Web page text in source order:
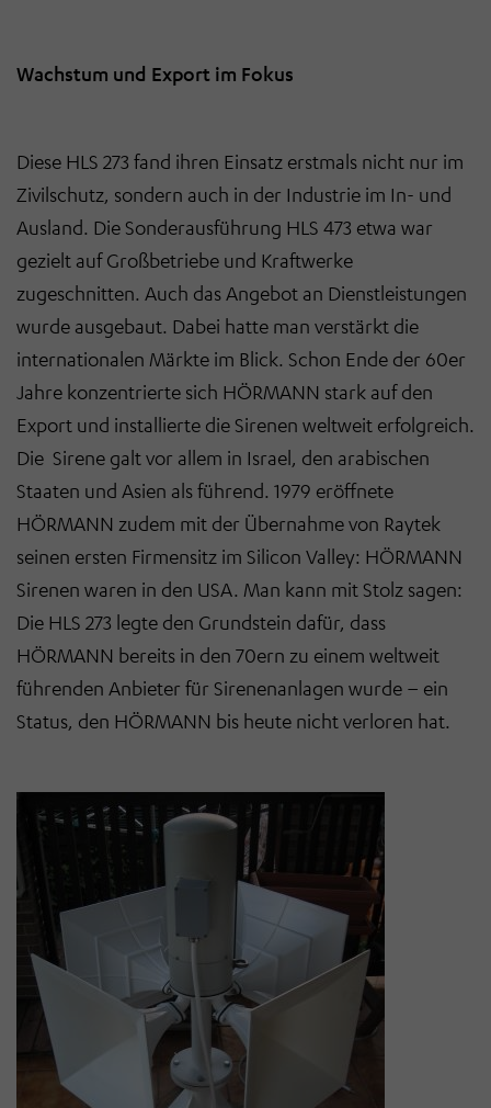
Wachstum und Export im Fokus
Diese HLS 273 fand ihren Einsatz erstmals nicht nur im
Zivilschutz, sondern auch in der Industrie im In- und
Ausland. Die Sonderausführung HLS 473 etwa war
gezielt auf Großbetriebe und Kraftwerke
zugeschnitten. Auch das Angebot an Dienstleistungen
wurde ausgebaut. Dabei hatte man verstärkt die
internationalen Märkte im Blick. Schon Ende der 60er
Jahre konzentrierte sich HÖRMANN stark auf den
Export und installierte die Sirenen weltweit erfolgreich.
Die Sirene galt vor allem in Israel, den arabischen
Staaten und Asien als führend. 1979 eröffnete
HÖRMANN zudem mit der Übernahme von Raytek
seinen ersten Firmensitz im Silicon Valley: HÖRMANN
Sirenen waren in den USA. Man kann mit Stolz sagen:
Die HLS 273 legte den Grundstein dafür, dass
HÖRMANN bereits in den 70ern zu einem weltweit
führenden Anbieter für Sirenenanlagen wurde – ein
Status, den HÖRMANN bis heute nicht verloren hat.